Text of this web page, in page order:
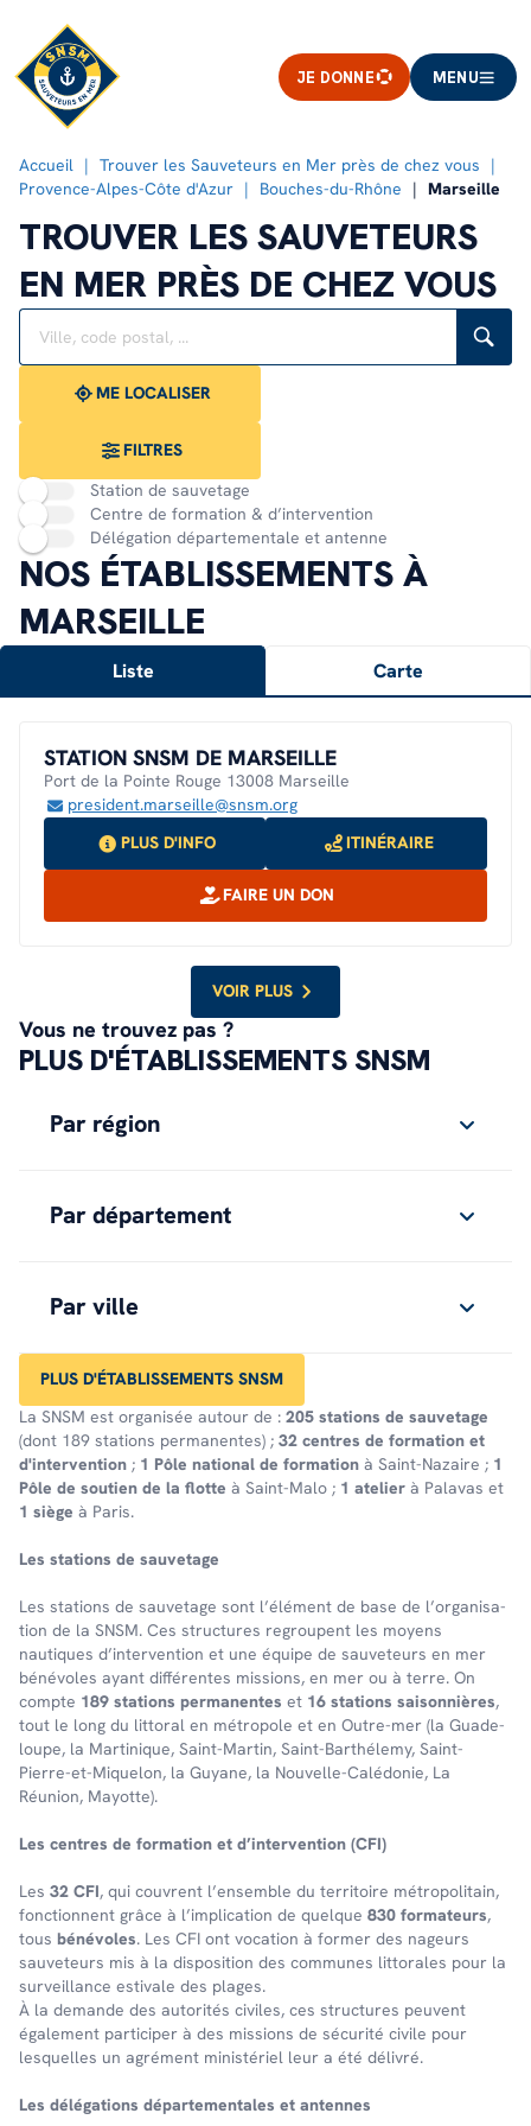
JE DONNE MENU
Accueil
Trouver les Sauveteurs en Mer près de chez vous
Provence-Alpes-Côte d'Azur
Bouches-du-Rhône Marseille
TROUVER LES SAUVETEURS
EN MER PRÈS DE CHEZ VOUS
Rechercher
Veuillez
renseigner
adresse
{{count}}
résultat(s)
ME LOCALISER
FILTRES
Station de sauvetage
Centre de formation & d’intervention
Délégation départementale et antenne
NOS ÉTABLISSEMENTS À
MARSEILLE
Liste Carte
STATION SNSM DE MARSEILLE
Port de la Pointe Rouge 13008 Marseille
president.marseille@snsm.org
PLUS D'INFO
ITINÉRAIRE
FAIRE UN DON
VOIR PLUS
Vous ne trouvez pas ?
PLUS D'ÉTABLISSEMENTS SNSM
Par région
Par département
Par ville
PLUS D'ÉTABLISSEMENTS SNSM
La SNSM est organisée autour de : 205 stations de sauvetage
(dont 189 stations permanentes) ; 32 centres de formation et
d'intervention ; 1 Pôle national de formation à Saint-Nazaire ; 1
Pôle de soutien de la flotte à Saint-Malo ; 1 atelier à Palavas et
1 siège à Paris.
Les stations de sauve­tage
Les stations de sauve­tage sont l’élé­ment de base de l’or­ga­ni­sa­
tion de la SNSM. Ces struc­tures regroupent les moyens
nautiques d’in­ter­ven­tion et une équipe de sauveteurs en mer
bénévoles ayant différentes missions, en mer ou à terre. On
comp­te 189 stations perma­nentes et 16 stations saison­nières,
tout le long du litto­ral en métro­pole et en Outre-mer (la Guade­
loupe, la Marti­nique, Saint-Martin, Saint-Barthé­lemy, Saint-
Pierre-et-Mique­lon, la Guyane, la Nouvelle-Calé­do­nie, La
Réunion, Mayotte).
Les centres de forma­tion et d’in­ter­ven­tion (CFI)
Les 32 CFI, qui couvrent l’en­semble du terri­toire métro­po­li­tain,
fonc­tionnent grâce à l’im­pli­ca­tion de quelque 830 forma­teurs,
tous béné­voles. Les CFI ont voca­tion à former des nageurs
sauve­teurs mis à la dispo­si­tion des communes litto­rales pour la
surveillance esti­vale des plages.
À la demande des auto­ri­tés civiles, ces struc­tures peuvent
égale­ment parti­ci­per à des missions de sécu­rité civile pour
lesquelles un agré­ment minis­té­riel leur a été déli­vré.
Les délé­ga­tions dépar­te­men­tales et antennes